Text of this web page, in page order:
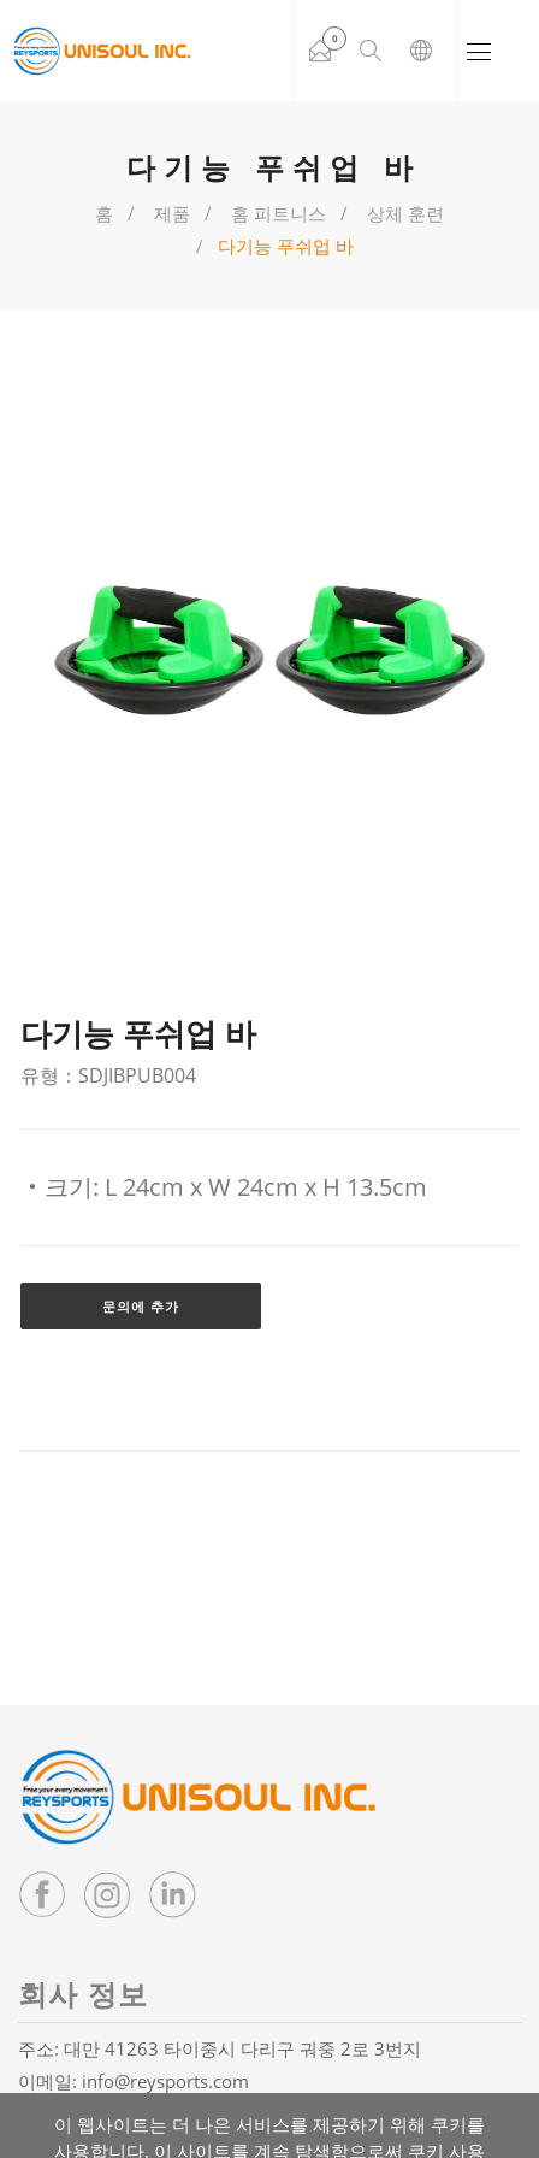
0
다기능 푸쉬업 바
홈 제품 홈 피트니스
상체 훈련
다기능 푸쉬업 바
다기능 푸쉬업 바
유형：SDJIBPUB004
‧크기: L 24cm x W 24cm x H 13.5cm
문의에 추가
이 웹사이트는 더 나은 서비스를 제공하기 위해 쿠키를
사용합니다. 이 사이트를 계속 탐색함으로써 쿠키 사용
회사 정보
주소: 대만 41263 타이중시 다리구 궈중 2로 3번지
이메일: info@reysports.com
전화: +886-4-24068688
팩스: +886-4-24068626